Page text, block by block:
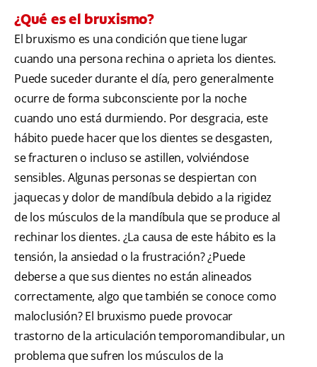
¿Qué es el bruxismo?
El bruxismo es una condición que tiene lugar
cuando una persona rechina o aprieta los dientes.
Puede suceder durante el día, pero generalmente
ocurre de forma subconsciente por la noche
cuando uno está durmiendo. Por desgracia, este
hábito puede hacer que los dientes se desgasten,
se fracturen o incluso se astillen, volviéndose
sensibles. Algunas personas se despiertan con
jaquecas y dolor de mandíbula debido a la rigidez
de los músculos de la mandíbula que se produce al
rechinar los dientes. ¿La causa de este hábito es la
tensión, la ansiedad o la frustración? ¿Puede
deberse a que sus dientes no están alineados
correctamente, algo que también se conoce como
maloclusión? El bruxismo puede provocar
trastorno de la articulación temporomandibular, un
problema que sufren los músculos de la